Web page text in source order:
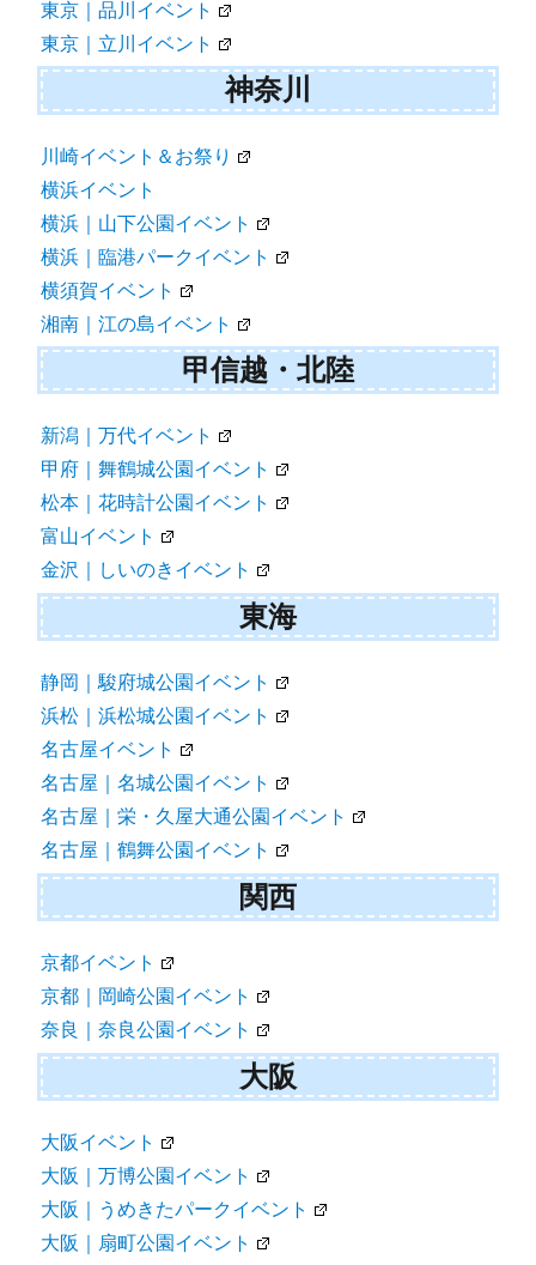
東京｜品川イベント
東京｜立川イベント
神奈川
川崎イベント＆お祭り
横浜イベント
横浜｜山下公園イベント
横浜｜臨港パークイベント
横須賀イベント
湘南｜江の島イベント
甲信越・北陸
新潟｜万代イベント
甲府｜舞鶴城公園イベント
松本｜花時計公園イベント
富山イベント
金沢｜しいのきイベント
東海
静岡｜駿府城公園イベント
浜松｜浜松城公園イベント
名古屋イベント
名古屋｜名城公園イベント
名古屋｜栄・久屋大通公園イベント
名古屋｜鶴舞公園イベント
関西
京都イベント
京都｜岡崎公園イベント
奈良｜奈良公園イベント
大阪
大阪イベント
大阪｜万博公園イベント
大阪｜うめきたパークイベント
大阪｜扇町公園イベント